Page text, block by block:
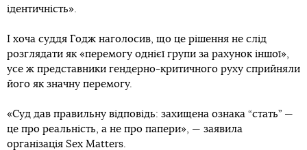
ідентичність».
І хоча суддя Годж наголосив, що це рішення не слід
розглядати як «перемогу однієї групи за рахунок іншої»,
усе ж представники гендерно-критичного руху сприйняли
його як значну перемогу.
«Суд дав правильну відповідь: захищена ознака “стать” —
це про реальність, а не про папери», — заявила
організація Sex Matters.